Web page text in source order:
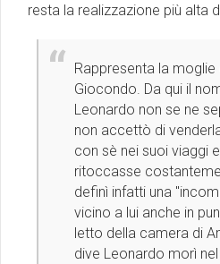
resta la realizzazione più alta
Rappresenta la moglie
Giocondo. Da qui il
Leonardo non se ne
non accettò di
con sè nei suoi viaggi
ritoccasse
definì infatti una
vicino a lui anche in
letto della camera di
dive Leonardo morì